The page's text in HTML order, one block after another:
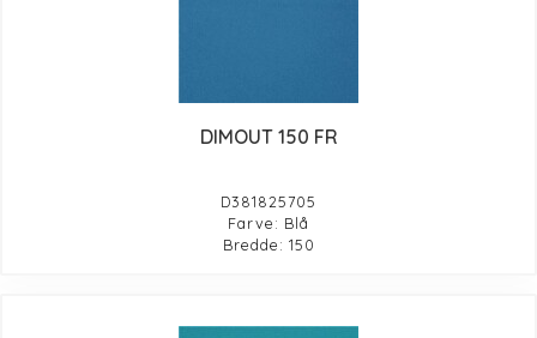
DIMOUT 150 FR
D381825705
Farve: Blå
Bredde: 150